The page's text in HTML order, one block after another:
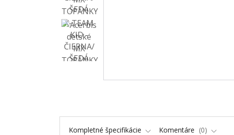
Kompletné špecifikácie Komentáre 0